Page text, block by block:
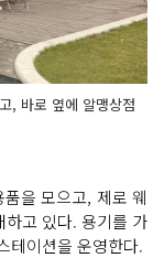
, 바로 옆에 알맹상점
을 모으고, 제로 웨
하고 있다. 용기를 가
테이션을 운영한다.